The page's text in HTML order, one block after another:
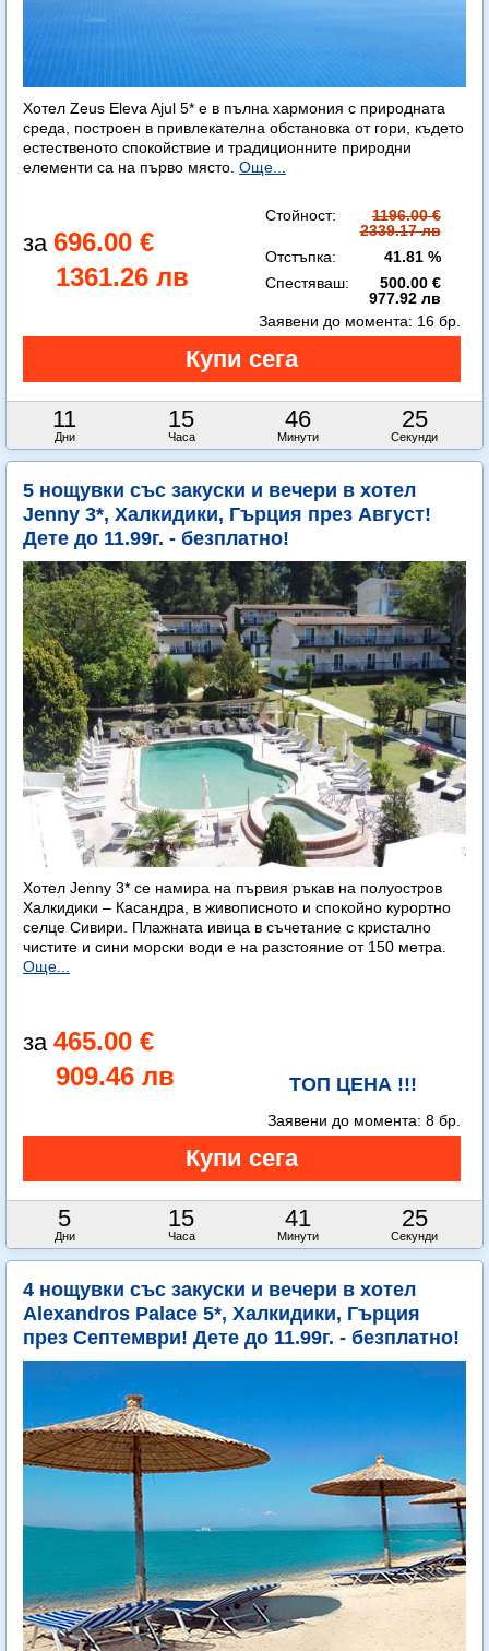
Хотел Zeus Eleva Ajul 5* е в пълна хармония с природната
среда, построен в привлекателна обстановка от гори, където
естественото спокойствие и традиционните природни
елементи са на първо място. Още...
696.00 €
1361.26 лв
Стойност:
1196.00 €
2339.17 лв
Отстъпка:
41.81 %
Спестяваш:
500.00 €
977.92 лв
11
Дни
15
Часа
46
Минути
23
Секунди
Заявени до момента: 16 бр.
5 нощувки със закуски и вечери в хотел
Jenny 3*, Халкидики, Гърция през Август!
Дете до 11.99г. - безплатно!
Хотел Jenny 3* се намира на първия ръкав на полуостров
Халкидики – Касандра, в живописното и спокойно курортно
селце Сивири. Плажната ивица в съчетание с кристално
чистите и сини морски води е на разстояние от 150 метра.
Още...
465.00 €
909.46 лв
ТОП ЦЕНА !!!
5
Дни
15
Часа
41
Минути
23
Секунди
Заявени до момента: 8 бр.
4 нощувки със закуски и вечери в хотел
Alexandros Palace 5*, Халкидики, Гърция
през Септември! Дете до 11.99г. - безплатно!